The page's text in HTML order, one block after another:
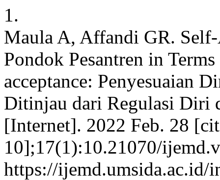
1.
Maula A, Affandi GR.
Pondok Pesantren in
acceptance: Penyesuaian
Ditinjau dari Regulasi Diri
[Internet]. 2022 Feb. 28
10];17(1):10.21070/
https://